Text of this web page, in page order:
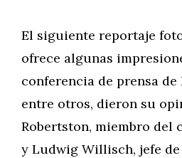
El siguiente reportaje
ofrece algunas
conferencia de prensa de
entre otros, dieron su
Robertston, miembro del
y Ludwig Willisch, jefe de